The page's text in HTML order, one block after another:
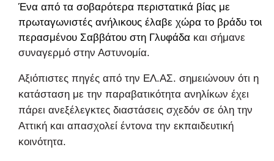
Ένα από τα σοβαρότερα περιστατικά βίας με
πρωταγωνιστές ανήλικους έλαβε χώρα το βράδυ του
περασμένου Σαββάτου στη Γλυφάδα και σήμανε
συναγερμό στην Αστυνομία.
Αξιόπιστες πηγές από την ΕΛ.ΑΣ. σημειώνουν ότι η
κατάσταση με την παραβατικότητα ανηλίκων έχει
πάρει ανεξέλεγκτες διαστάσεις σχεδόν σε όλη την
Αττική και απασχολεί έντονα την εκπαιδευτική
κοινότητα.